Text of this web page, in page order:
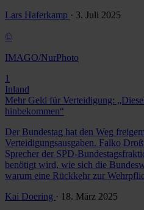
Lars Haferkamp · 3. Juli 2025
©
IMAGO/NurPhoto
1
Inland
Mehr Geld für Verteidigung:
hinbekommen“
Der Bundestag hat den Weg
Verteidigungsausgaben. Falko
Sprecher der SPD-
benötigt wird, wie sich die
warum eine Rückkehr zur
Kai Doering · 18. März 2025